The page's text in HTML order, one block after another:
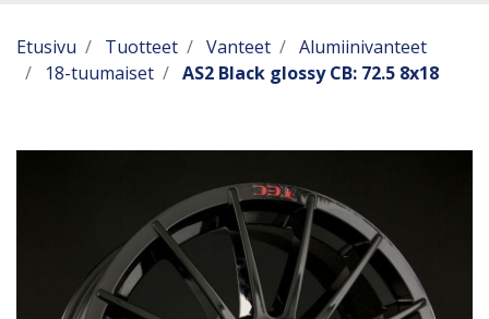
Etusivu Tuotteet Vanteet
Alumiinivanteet
18-tuumaiset
AS2 Black glossy CB: 72.5 8x18